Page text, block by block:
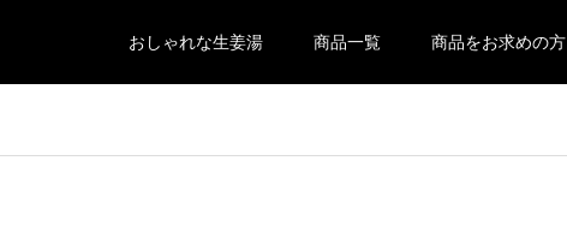
おしゃれな生姜湯 商品一覧 商品をお求めの方